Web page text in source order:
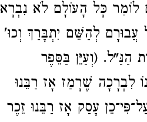
לוֹמַר כָּל הָעוֹלָם לֹא נִבְרָא
עֲבוּרָם לְהַשֵּׁם יִתְבָּרַךְ וְכוּ'
הַנַּ"ל. (וְעַיֵּן בַּסֵּפֶר
לִבְרָכָה שֶׁרָמַז אָז רַבֵּנוּ
עָסַק אָז רַבֵּנוּ זֵכֶר